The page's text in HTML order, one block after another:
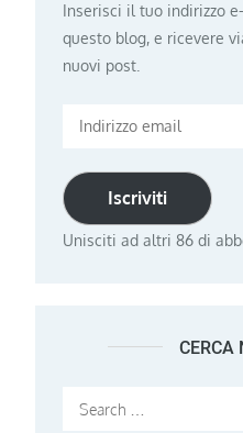
Inserisci il tuo indirizzo
questo blog, e ricevere
nuovi post.
Indirizzo
Iscriviti
Unisciti ad altri 86 di
CERCA
Search